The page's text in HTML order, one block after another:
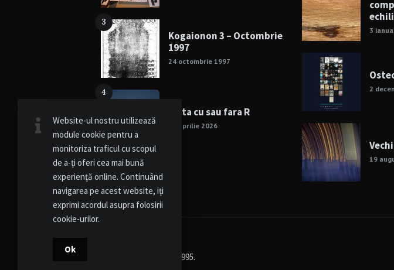
3
Kogaionon 3 – Octombrie
1997
24 octombrie 1997
4
Viata cu sau fara R
15 aprilie 2026
3
2
19
© Kogaionon - Since 1995.
Website-ul nostru utilizează
module cookie pentru a
monitoriza traficul cu scopul
de a-ți oferi cea mai bună
experiență online. Continuând
navigarea pe acest website, iți
exprimi acordul asupra folosirii
cookie-urilor.
Ok